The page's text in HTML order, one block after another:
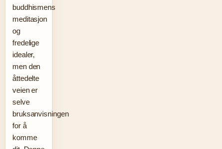
buddhismens
meditasjon
og
fredelige
idealer,
men den
åttedelte
veien er
selve
bruksanvisningen
for å
komme